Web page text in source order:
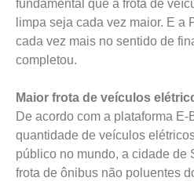
fundamental que a frota de
limpa seja cada vez maior. E a
cada vez mais no sentido de
completou.
Maior frota de veículos
De acordo com a plataforma E-
quantidade de veículos
público no mundo, a cidade de
frota de ônibus não poluentes